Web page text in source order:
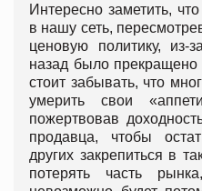
Интересно заметить,
в нашу сеть,
ценовую политику, из-
назад было
стоит забывать, что
умерить свои
пожертвовав
продавца, чтобы
других закрепиться в
потерять часть